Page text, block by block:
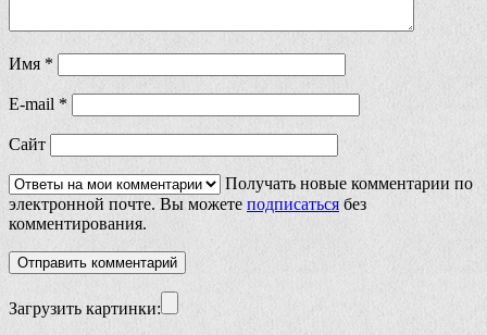
Имя *
E-mail *
Сайт
Получать новые комментарии по
электронной почте. Вы можете подписаться без
комментирования.
Загрузить картинки: